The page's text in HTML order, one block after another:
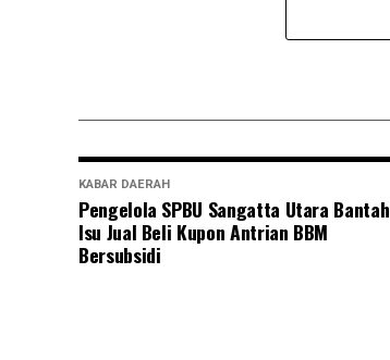
KABAR DAERAH
Pengelola SPBU Sangatta Utara Bantah
Isu Jual Beli Kupon Antrian BBM
Bersubsidi